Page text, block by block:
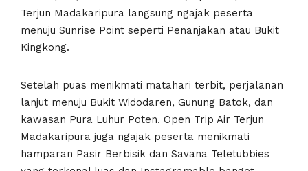
Terjun Madakaripura langsung ngajak peserta
menuju Sunrise Point seperti Penanjakan atau Bukit
Kingkong.
Setelah puas menikmati matahari terbit, perjalanan
lanjut menuju Bukit Widodaren, Gunung Batok, dan
kawasan Pura Luhur Poten. Open Trip Air Terjun
Madakaripura juga ngajak peserta menikmati
hamparan Pasir Berbisik dan Savana Teletubbies